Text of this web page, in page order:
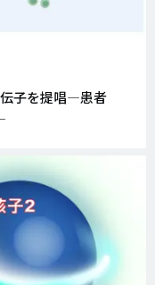
子を提唱―患者